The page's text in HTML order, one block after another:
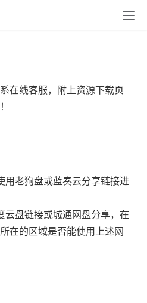
在线客服，附上资源下载页
用老狗盘或蓝奏云分享链接进
云盘链接或城通网盘分享，在
在的区域是否能使用上述网